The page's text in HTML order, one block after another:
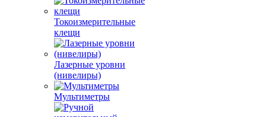
Токоизмерительные
клещи
Лазерные уровни
(нивелиры)
Мультиметры